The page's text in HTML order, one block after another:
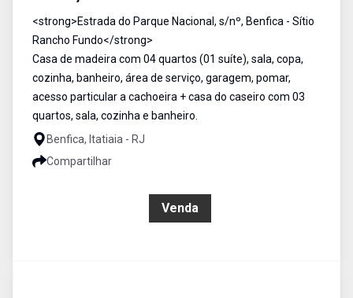
<strong>Estrada do Parque Nacional, s/nº, Benfica - Sítio
Rancho Fundo</strong>
Casa de madeira com 04 quartos (01 suíte), sala, copa,
cozinha, banheiro, área de serviço, garagem, pomar,
acesso particular a cachoeira + casa do caseiro com 03
quartos, sala, cozinha e banheiro.
Benfica, Itatiaia - RJ
Compartilhar
Venda